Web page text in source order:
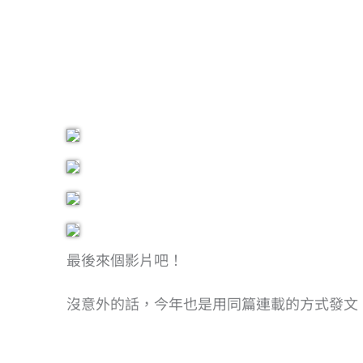
最後來個影片吧！
沒意外的話，今年也是用同篇連載的方式發文